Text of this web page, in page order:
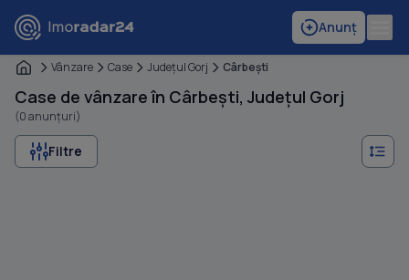
Anunț
Vânzare Case Judeţul Gorj Cârbeşti
Case de vânzare în Cârbești, Județul Gorj
(0 anunțuri)
Filtre